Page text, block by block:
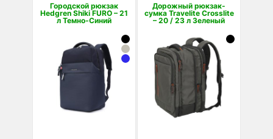
Городской рюкзак
Hedgren Shiki FURO – 21
л Темно-Синий
Дорожный рюкзак-
сумка Travelite Crosslite
– 20 / 23 л Зеленый